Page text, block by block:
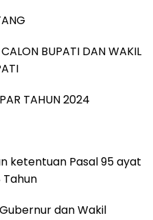
BUPATI DAN WAKIL
TAHUN 2024
ketentuan Pasal 95 ayat
Tahun
dan Wakil